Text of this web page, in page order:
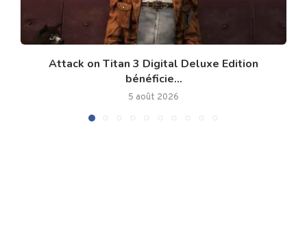
Attack on Titan 3 Digital Deluxe Edition
bénéficie...
5 août 2026